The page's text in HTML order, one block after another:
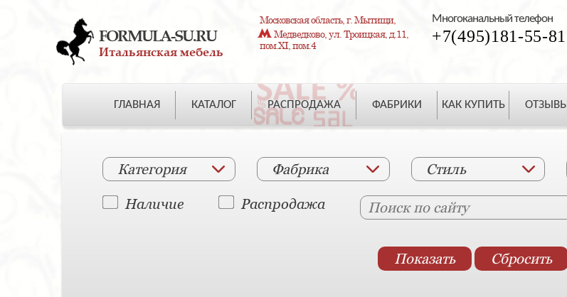
FORMULA-SU.RU
Итальянская мебель
Московская область, г. Мытищи,
Медведково, ул. Троицкая, д.11,
пом.XI, пом.4
Многоканальный телефон
+7(495)181-55-81
ГЛАВНАЯ КАТАЛОГ РАСПРОДАЖА ФАБРИКИ КАК КУПИТЬ ОТЗЫВЫ
Категория Фабрика Стиль
Наличие Распродажа